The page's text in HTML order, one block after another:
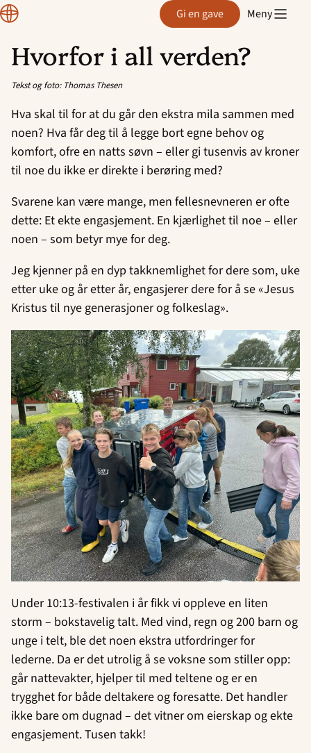
Hopp
til
innhold
Region
Rogaland Gi en gave Meny
Hvorfor i all verden?
Tekst og foto: Thomas Thesen
Hva skal til for at du går den ekstra mila sammen med
noen? Hva får deg til å legge bort egne behov og
komfort, ofre en natts søvn – eller gi tusenvis av kroner
til noe du ikke er direkte i berøring med?
Svarene kan være mange, men fellesnevneren er ofte
dette: Et ekte engasjement. En kjærlighet til noe – eller
noen – som betyr mye for deg.
Jeg kjenner på en dyp takknemlighet for dere som, uke
etter uke og år etter år, engasjerer dere for å se «Jesus
Kristus til nye generasjoner og folkeslag».
Under 10:13-festivalen i år fikk vi oppleve en liten
storm – bokstavelig talt. Med vind, regn og 200 barn og
unge i telt, ble det noen ekstra utfordringer for
lederne. Da er det utrolig å se voksne som stiller opp:
går nattevakter, hjelper til med teltene og er en
trygghet for både deltakere og foresatte. Det handler
ikke bare om dugnad – det vitner om eierskap og ekte
engasjement. Tusen takk!